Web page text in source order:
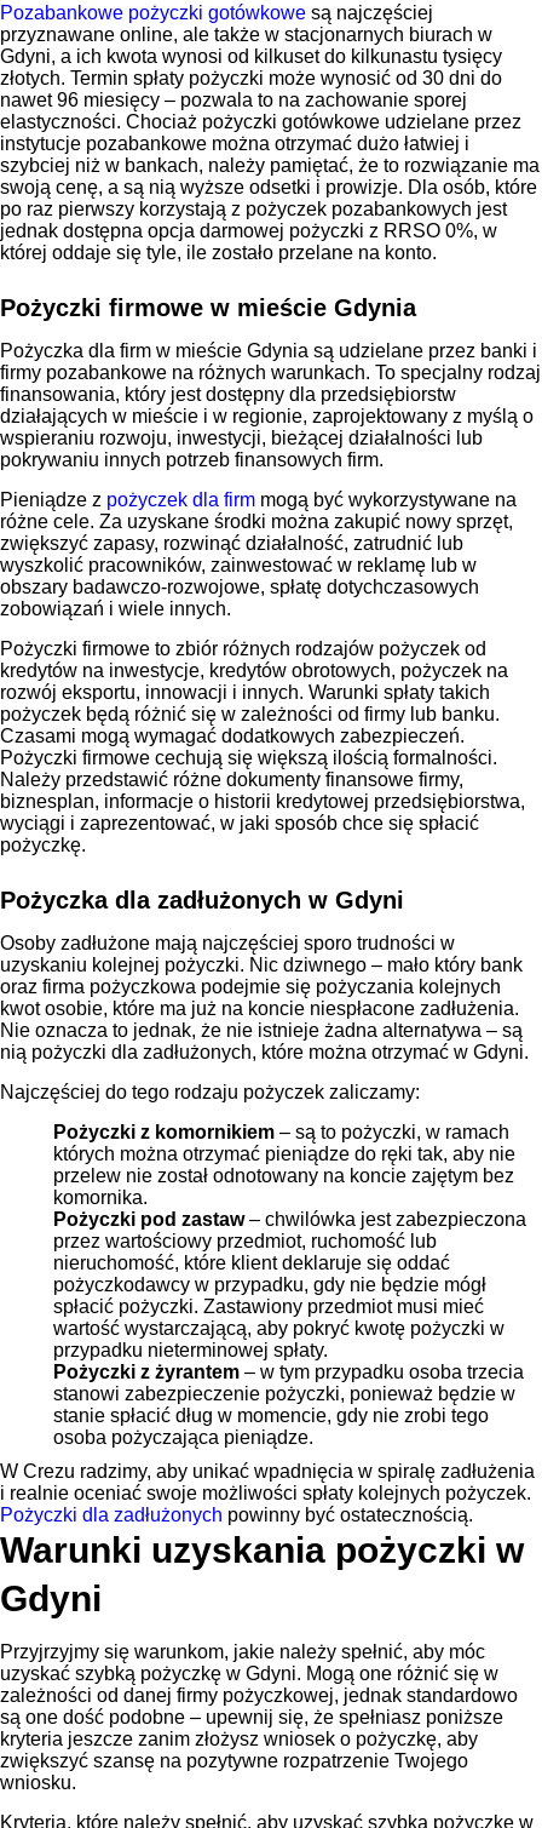
Pozabankowe pożyczki gotówkowe są najczęściej
przyznawane online, ale także w stacjonarnych biurach w
Gdyni, a ich kwota wynosi od kilkuset do kilkunastu tysięcy
złotych. Termin spłaty pożyczki może wynosić od 30 dni do
nawet 96 miesięcy – pozwala to na zachowanie sporej
elastyczności. Chociaż pożyczki gotówkowe udzielane przez
instytucje pozabankowe można otrzymać dużo łatwiej i
szybciej niż w bankach, należy pamiętać, że to rozwiązanie ma
swoją cenę, a są nią wyższe odsetki i prowizje. Dla osób, które
po raz pierwszy korzystają z pożyczek pozabankowych jest
jednak dostępna opcja darmowej pożyczki z RRSO 0%, w
której oddaje się tyle, ile zostało przelane na konto.
Pożyczki firmowe w mieście Gdynia
Pożyczka dla firm w mieście Gdynia są udzielane przez banki i
firmy pozabankowe na różnych warunkach. To specjalny rodzaj
finansowania, który jest dostępny dla przedsiębiorstw
działających w mieście i w regionie, zaprojektowany z myślą o
wspieraniu rozwoju, inwestycji, bieżącej działalności lub
pokrywaniu innych potrzeb finansowych firm.
Pieniądze z pożyczek dla firm mogą być wykorzystywane na
różne cele. Za uzyskane środki można zakupić nowy sprzęt,
zwiększyć zapasy, rozwinąć działalność, zatrudnić lub
wyszkolić pracowników, zainwestować w reklamę lub w
obszary badawczo-rozwojowe, spłatę dotychczasowych
zobowiązań i wiele innych.
Pożyczki firmowe to zbiór różnych rodzajów pożyczek od
kredytów na inwestycje, kredytów obrotowych, pożyczek na
rozwój eksportu, innowacji i innych. Warunki spłaty takich
pożyczek będą różnić się w zależności od firmy lub banku.
Czasami mogą wymagać dodatkowych zabezpieczeń.
Pożyczki firmowe cechują się większą ilością formalności.
Należy przedstawić różne dokumenty finansowe firmy,
biznesplan, informacje o historii kredytowej przedsiębiorstwa,
wyciągi i zaprezentować, w jaki sposób chce się spłacić
pożyczkę.
Pożyczka dla zadłużonych w Gdyni
Osoby zadłużone mają najczęściej sporo trudności w
uzyskaniu kolejnej pożyczki. Nic dziwnego – mało który bank
oraz firma pożyczkowa podejmie się pożyczania kolejnych
kwot osobie, które ma już na koncie niespłacone zadłużenia.
Nie oznacza to jednak, że nie istnieje żadna alternatywa – są
nią pożyczki dla zadłużonych, które można otrzymać w Gdyni.
Najczęściej do tego rodzaju pożyczek zaliczamy:
Pożyczki z komornikiem – są to pożyczki, w ramach
których można otrzymać pieniądze do ręki tak, aby nie
przelew nie został odnotowany na koncie zajętym bez
komornika.
Pożyczki pod zastaw– chwilówka jest zabezpieczona
przez wartościowy przedmiot, ruchomość lub
nieruchomość, które klient deklaruje się oddać
pożyczkodawcy w przypadku, gdy nie będzie mógł
spłacić pożyczki. Zastawiony przedmiot musi mieć
wartość wystarczającą, aby pokryć kwotę pożyczki w
przypadku nieterminowej spłaty.
Pożyczki z żyrantem – w tym przypadku osoba trzecia
stanowi zabezpieczenie pożyczki, ponieważ będzie w
stanie spłacić dług w momencie, gdy nie zrobi tego
osoba pożyczająca pieniądze.
W Crezu radzimy, aby unikać wpadnięcia w spiralę zadłużenia
i realnie oceniać swoje możliwości spłaty kolejnych pożyczek.
Pożyczki dla zadłużonych powinny być ostatecznością.
Warunki uzyskania pożyczki w
Gdyni
Przyjrzyjmy się warunkom, jakie należy spełnić, aby móc
uzyskać szybką pożyczkę w Gdyni. Mogą one różnić się w
zależności od danej firmy pożyczkowej, jednak standardowo
są one dość podobne – upewnij się, że spełniasz poniższe
kryteria jeszcze zanim złożysz wniosek o pożyczkę, aby
zwiększyć szansę na pozytywne rozpatrzenie Twojego
wniosku.
Kryteria, które należy spełnić, aby uzyskać szybką pożyczkę w